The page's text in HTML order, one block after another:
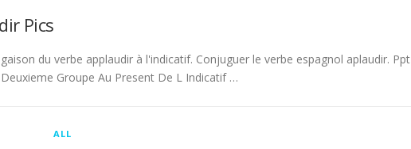
Pics
du verbe applaudir à l'indicatif. Conjuguer le verbe espagnol aplaudir. Ppt
Groupe Au Present De L Indicatif …
ALL